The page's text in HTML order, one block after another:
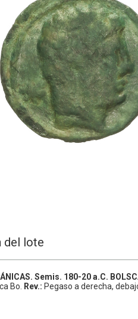
del lote
Semis. 180-20 a.C.
Bo. Rev.: Pegaso a derecha,